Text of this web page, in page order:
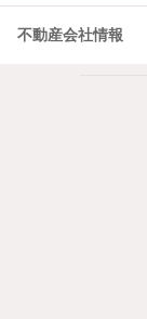
不動産会社情報